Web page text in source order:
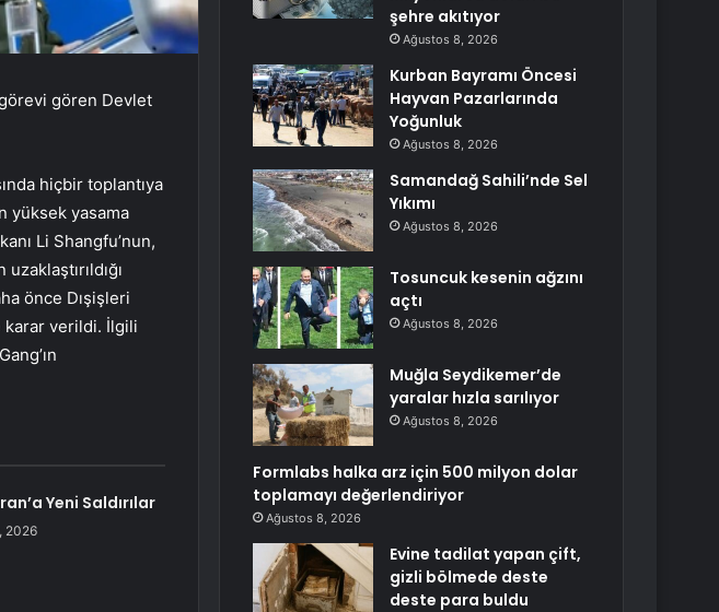
görevi gören Devlet
hiçbir toplantıya
yüksek yasama
Li Shangfu’nun,
önce Dışişleri
karar verildi. İlgili
Yeni Saldırılar
2026
şehre akıtıyor
Ağustos 8, 2026
Kurban Bayramı Öncesi
Hayvan Pazarlarında
Yoğunluk
Ağustos 8, 2026
Samandağ Sahili’nde Sel
Yıkımı
Ağustos 8, 2026
Tosuncuk kesenin ağzını
açtı
Ağustos 8, 2026
Muğla Seydikemer’de
yaralar hızla sarılıyor
Ağustos 8, 2026
Formlabs halka arz için 500 milyon dolar
toplamayı değerlendiriyor
Ağustos 8, 2026
Evine tadilat yapan çift,
gizli bölmede deste
deste para buldu